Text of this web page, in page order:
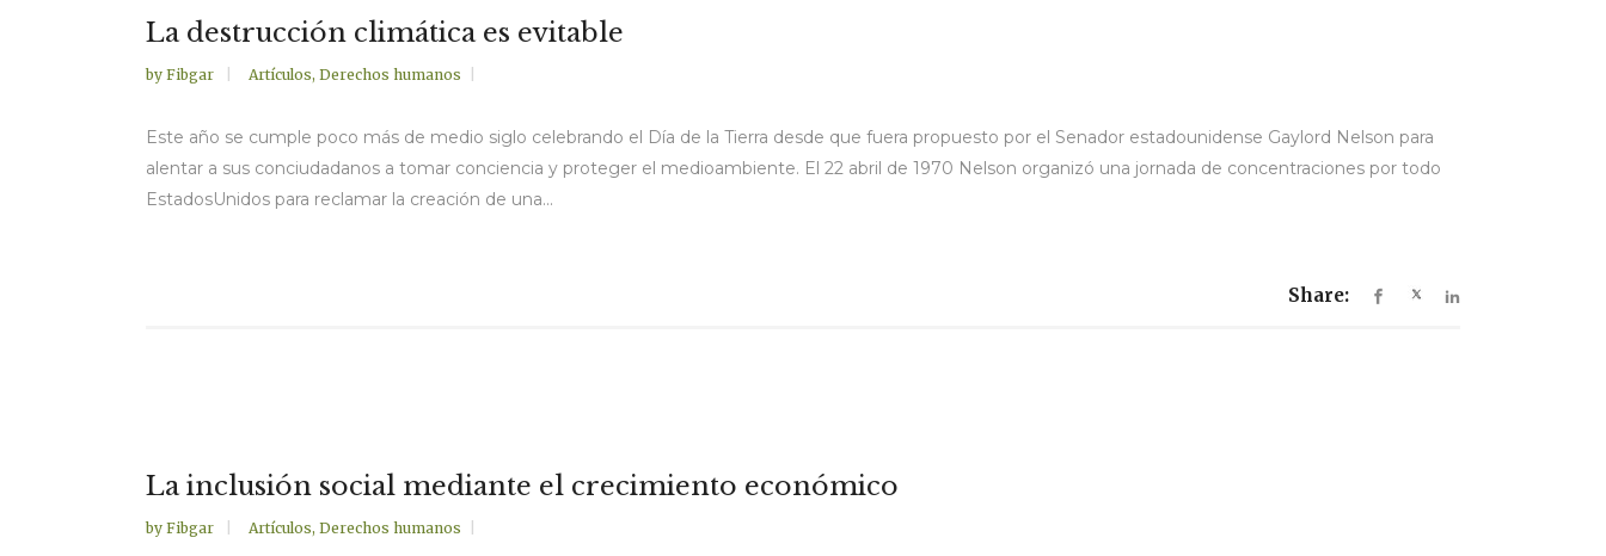
La destrucción climática es evitable
by Fibgar Artículos, Derechos humanos
Este año se cumple poco más de medio siglo celebrando el Día de la Tierra desde que fuera propuesto por el Senador estadounidense Gaylord Nelson para
alentar a sus conciudadanos a tomar conciencia y proteger el medioambiente. El 22 abril de 1970 Nelson organizó una jornada de concentraciones por todo
EstadosUnidos para reclamar la creación de una...
Share:
La inclusión social mediante el crecimiento económico
by Fibgar Artículos, Derechos humanos